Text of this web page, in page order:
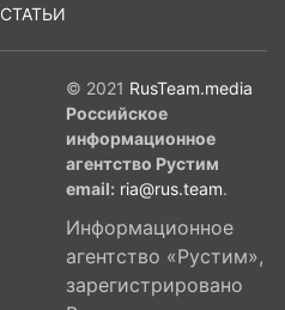
СТАТЬИ
© 2021 RusTeam.media
Российское
информационное
агентство Рустим
email: ria@rus.team.
Информационное
агентство «Рустим»,
зарегистрировано